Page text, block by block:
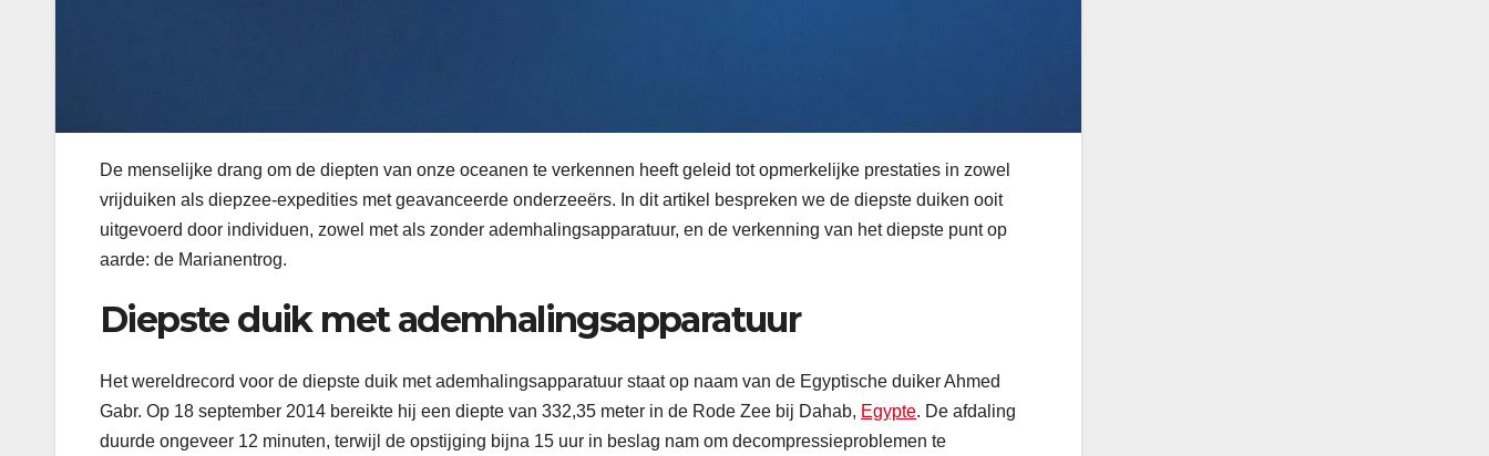
De menselijke drang om de diepten van onze oceanen te verkennen heeft geleid tot opmerkelijke prestaties in zowel
vrijduiken als diepzee-expedities met geavanceerde onderzeeërs. In dit artikel bespreken we de diepste duiken ooit
uitgevoerd door individuen, zowel met als zonder ademhalingsapparatuur, en de verkenning van het diepste punt op
aarde: de Marianentrog.
Diepste duik met ademhalingsapparatuur
Het wereldrecord voor de diepste duik met ademhalingsapparatuur staat op naam van de Egyptische duiker Ahmed
Gabr. Op 18 september 2014 bereikte hij een diepte van 332,35 meter in de Rode Zee bij Dahab, Egypte. De afdaling
duurde ongeveer 12 minuten, terwijl de opstijging bijna 15 uur in beslag nam om decompressieproblemen te